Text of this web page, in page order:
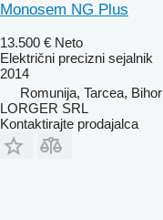
Monosem NG Plus
13.500 € Neto
Električni precizni sejalnik
2014
Romunija, Tarcea, Bihor
LORGER SRL
Kontaktirajte prodajalca